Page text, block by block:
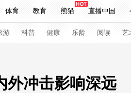
体育 教育 熊猫 直播中国
妙语 热解读 天天学习
主持人 下载央视影音
游 科普 健康 乐龄 阅读 艺
外冲击影响深远